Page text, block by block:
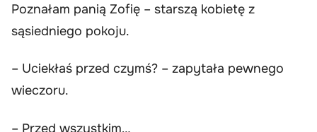
Poznałam panią Zofię – starszą kobietę z
sąsiedniego pokoju.
– Uciekłaś przed czymś? – zapytała pewnego
wieczoru.
– Przed wszystkim…